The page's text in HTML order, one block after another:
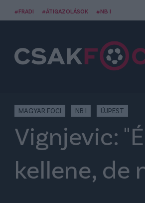
#FRADI #ÁTIGAZOLÁSOK #NB I
MAGYAR FOCI NB I ÚJPEST
Vignjevic:
kellene, de